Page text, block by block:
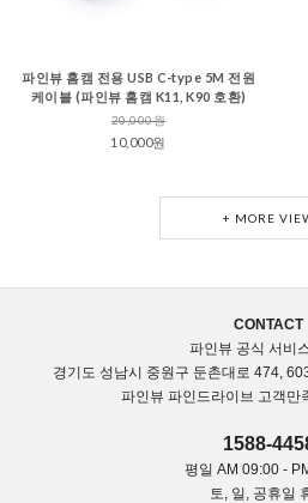
파인뷰 홈캠 전용 USB C-type 5M 전원
케이블 (파인뷰 홈캠 K11, K90 호환)
20,000원
10,000원
+ MORE
CONTACT
파인뷰 공식 서비
경기도 성남시 중원구 둔촌대로 474,
파인뷰 파인드라이브 고객만
1588-
평일 AM 09:00 -
토, 일, 공휴일